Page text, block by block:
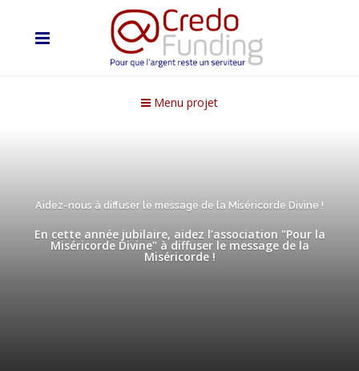
Menu projet
Aidez-nous à diffuser le message de la Miséricorde Divine !
En cette année jubilaire, aidez l’association "Pour la
Miséricorde Divine" à diffuser le message de la
Miséricorde !